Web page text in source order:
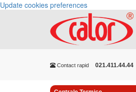
Update cookies preferences
Contact rapid 021.411.44.44